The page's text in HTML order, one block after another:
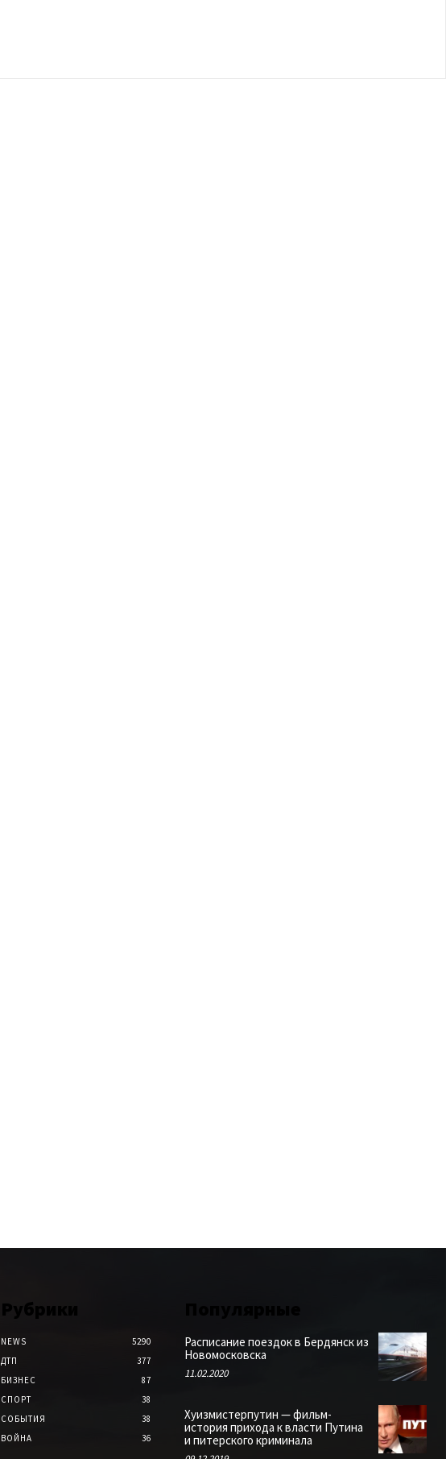
Рубрики
NEWS
5290
ДТП
377
БИЗНЕС
87
СПОРТ
38
СОБЫТИЯ
38
ВОЙНА
36
Расписание поездок в Бердянск из
Новомосковска
11.02.2020
Хуизмистерпутин — фильм-
история прихода к власти Путина
и питерского криминала